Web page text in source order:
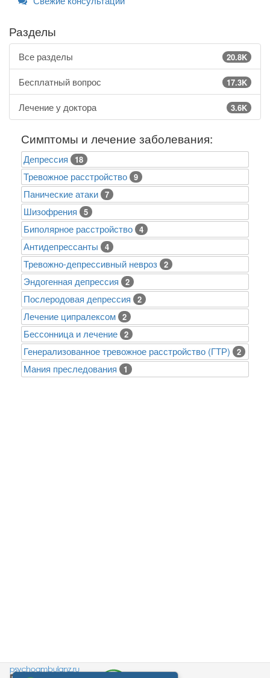
Разделы
Все разделы 20.8K
Бесплатный вопрос 17.3K
Лечение у доктора 3.6K
Симптомы и лечение заболевания:
Депрессия 18
Тревожное расстройство 9
Панические атаки 7
Шизофрения 5
Биполярное расстройство 4
Антидепрессанты 4
Тревожно-депрессивный невроз 2
Эндогенная депрессия 2
Послеродовая депрессия 2
Лечение ципралексом 2
Бессонница и лечение 2
Генерализованное тревожное расстройство (ГТР) 2
Mания преследования 1